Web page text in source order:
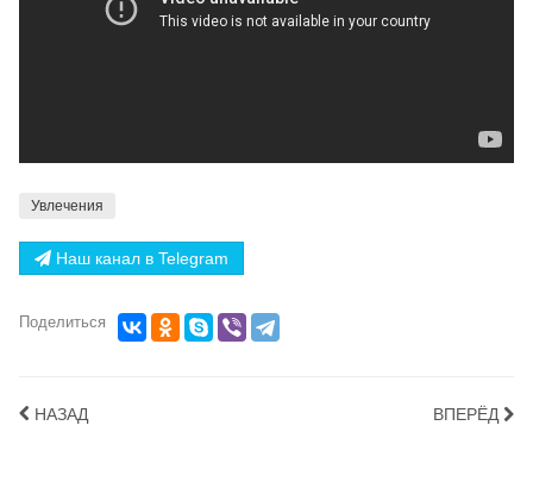
Увлечения
Наш канал в Telegram
Поделиться
НАЗАД ВПЕРЁД